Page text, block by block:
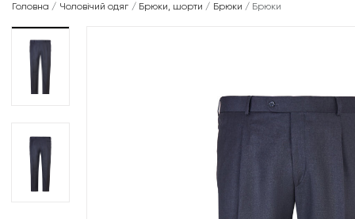
Головна / Чоловічий одяг / Брюки, шорти / Брюки / Брюки